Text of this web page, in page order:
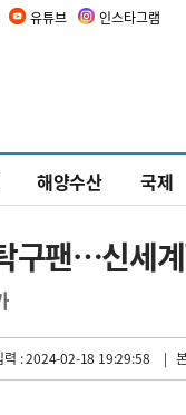
유튜브 인스타그램
해양수산 국제
구팬…신세
: 2024-02-18 19:29:58 |